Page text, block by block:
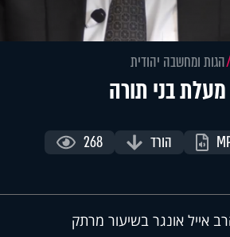
Video
הגות ומחשבה יהודית
בני תורה
הורד 268
אייל אונגר בשיעור מרתק